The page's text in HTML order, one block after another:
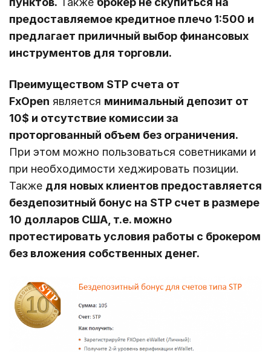
предоставляемое кредитное плечо 1:500 и
предлагает приличный выбор финансовых
инструментов для торговли.
Преимуществом STP счета от
FxOpen является минимальный депозит от
10$ и отсутствие комиссии за
проторгованный объем без ограничения.
При этом можно пользоваться советниками и
при необходимости хеджировать позиции.
Также для новых клиентов предоставляется
бездепозитный бонус на STP счет в размере
10 долларов США, т.е. можно
протестировать условия работы с брокером
без вложения собственных денег.